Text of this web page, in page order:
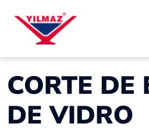
CORTE DE
DE VIDRO